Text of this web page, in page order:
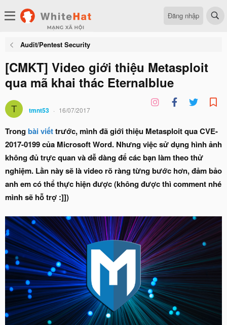
Đăng nhập
Audit/Pentest Security
[CMKT] Video giới thiệu Metasploit
qua mã khai thác Eternalblue
T tmnt53 16/07/2017
Trongbài viếttrước, mình đã giới thiệu Metasploit qua CVE-
2017-0199 của Microsoft Word. Nhưng việc sử dụng hình ảnh
không đủ trực quan và dễ dàng để các bạn làm theo thử
nghiệm. Lần này sẽ là video rõ ràng từng bước hơn, đảm bảo
anh em có thể thực hiện được (không được thì comment nhé
mình sẽ hỗ trợ :]])